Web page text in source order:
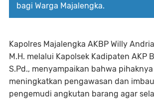
bagi Warga Majalengka.
Kapolres Majalengka AKBP Willy
M.H. melalui Kapolsek Kadipaten AKP
S.Pd., menyampaikan bahwa
meningkatkan pengawasan dan
pengemudi angkutan barang agar